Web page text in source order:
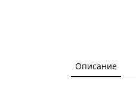
Описание